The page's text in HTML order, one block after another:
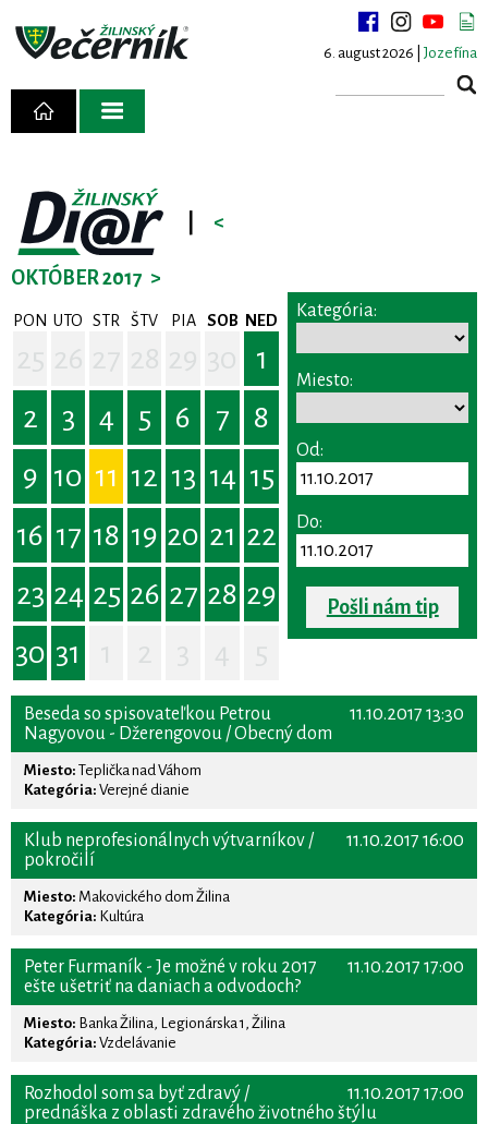
6. august 2026 | Jozefína
<
OKTÓBER 2017 >
PON UTO STR ŠTV PIA SOB NED
1
2
3 4 5 6 7
8
9 10 11 12 13 14 15
16 17 18 19 20 21 22
23 24 25 26 27 28 29
30 31
Kategória:
Miesto:
Od:
Do:
Pošli nám tip
11.10.2017 13:30
Beseda so spisovateľkou Petrou
Nagyovou - Džerengovou / Obecný dom
Miesto: Teplička nad Váhom
Kategória: Verejné dianie
11.10.2017 16:00
Klub neprofesionálnych výtvarníkov /
pokročilí
Miesto: Makovického dom Žilina
Kategória: Kultúra
11.10.2017 17:00
Peter Furmaník - Je možné v roku 2017
ešte ušetriť na daniach a odvodoch?
Miesto: Banka Žilina, Legionárska 1, Žilina
Kategória: Vzdelávanie
11.10.2017 17:00
Rozhodol som sa byť zdravý /
prednáška z oblasti zdravého životného štýlu